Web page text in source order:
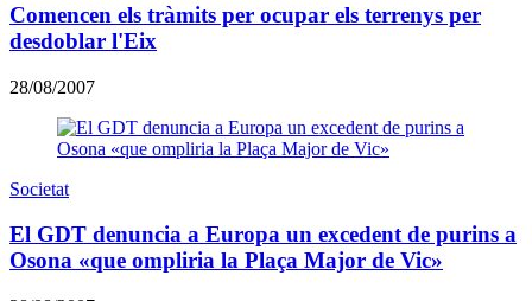
Comencen els tràmits per ocupar els terrenys per
desdoblar l'Eix
28/08/2007
Societat
El GDT denuncia a Europa un excedent de purins a
Osona «que ompliria la Plaça Major de Vic»